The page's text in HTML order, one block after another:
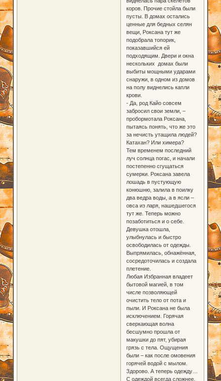
коров. Прочие стойла были
пусты. В домах остались
ценные для бедных селян
вещи, Роксана тут же
подобрала топорик,
показавшийся ей
подходящим. Двери и окна
нескольких домах были
выбиты мощными ударами
снаружи, в одном из домов
на полу виднелись капли
крови.
- Да, род Кайо совсем
забросил свои земли, –
пробормотала Роксана,
пытаясь понять, что же это
за нечисть утащила людей?
Катахан? Или химера?
Тем временем последний
луч солнца погас, и начали
постепенно сгущаться
сумерки. Роксана завела
лошадь в пустующую
конюшню, залила в поилку
два ведра воды, а в ясли –
овса из ларя, нашедшегося
тут же. Теперь можно
позаботиться и о себе.
Девушка отошла,
улыбнулась и быстро
освободилась от одежды.
Выпрямилась, обнажённая,
сосредоточилась и создала
плетение.
Любая Избранная владеет
бытовой магией, в том
числе позволяющей
очистить тело от пота и
пыли. И Роксана не была
исключением. Горячая
сверкающая волна
бесшумно прошла от
макушки до пят, убирая
грязь с тела. Ощущения
были – как после омовения
горячей водой с мылом.
Здорово. А теперь одежду…
С одеждой всегда сложнее,